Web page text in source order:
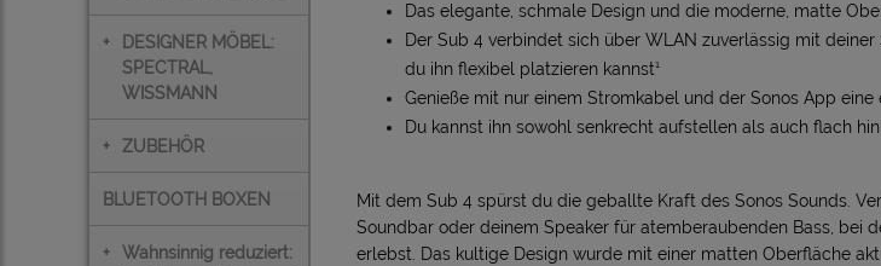
+
DESIGNER MÖBEL:
SPECTRAL,
WISSMANN
+ ZUBEHÖR
BLUETOOTH BOXEN
+ Wahnsinnig reduziert:
Das elegante, schmale Design und die moderne, matte
Der Sub 4 verbindet sich über WLAN zuverlässig mit
du ihn flexibel platzieren kannst¹
Genieße mit nur einem Stromkabel und der Sonos App eine
Du kannst ihn sowohl senkrecht aufstellen als auch flach
Mit dem Sub 4 spürst du die geballte Kraft des Sonos Sounds.
Soundbar oder deinem Speaker für atemberaubenden Bass, bei
erlebst. Das kultige Design wurde mit einer matten Oberfläche